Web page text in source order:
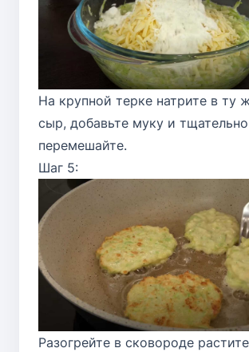
На крупной терке натрите в ту
сыр, добавьте муку и тщательно
перемешайте.
Шаг 5:
Разогрейте в сковороде